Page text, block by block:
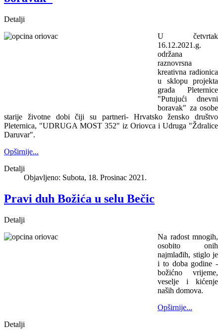
Detalji
U četvrtak
16.12.2021.g.
održana
raznovrsna
kreativna radionica
u sklopu projekta
grada Pleternice
"Putujući dnevni
boravak" za osobe
starije životne dobi čiji su partneri- Hrvatsko žensko društvo
Pleternica, "UDRUGA MOST 352" iz Oriovca i Udruga "Ždralice
Daruvar".
Opširnije...
Detalji
Objavljeno: Subota, 18. Prosinac 2021.
Pravi duh Božića u selu Bečic
Detalji
Na radost mnogih,
osobito onih
najmlađih, stiglo je
i to doba godine -
božićno vrijeme,
veselje i kićenje
naših domova.
Opširnije...
Detalji